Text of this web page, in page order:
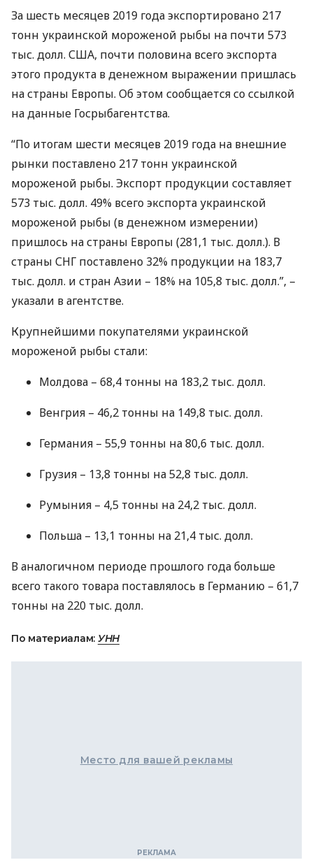
За шесть месяцев 2019 года экспортировано 217
тонн украинской мороженой рыбы на почти 573
тыс. долл. США, почти половина всего экспорта
этого продукта в денежном выражении пришлась
на страны Европы. Об этом сообщается со ссылкой
на данные Госрыбагентства.
“По итогам шести месяцев 2019 года на внешние
рынки поставлено 217 тонн украинской
мороженой рыбы. Экспорт продукции составляет
573 тыс. долл. 49% всего экспорта украинской
мороженой рыбы (в денежном измерении)
пришлось на страны Европы (281,1 тыс. долл.). В
страны СНГ поставлено 32% продукции на 183,7
тыс. долл. и стран Азии – 18% на 105,8 тыс. долл.”, –
указали в агентстве.
Крупнейшими покупателями украинской
мороженой рыбы стали:
Молдова – 68,4 тонны на 183,2 тыс. долл.
Венгрия – 46,2 тонны на 149,8 тыс. долл.
Германия – 55,9 тонны на 80,6 тыс. долл.
Грузия – 13,8 тонны на 52,8 тыс. долл.
Румыния – 4,5 тонны на 24,2 тыс. долл.
Польша – 13,1 тонны на 21,4 тыс. долл.
В аналогичном периоде прошлого года больше
всего такого товара поставлялось в Германию – 61,7
тонны на 220 тыс. долл.
По материалам: УНН
Место для вашей рекламы